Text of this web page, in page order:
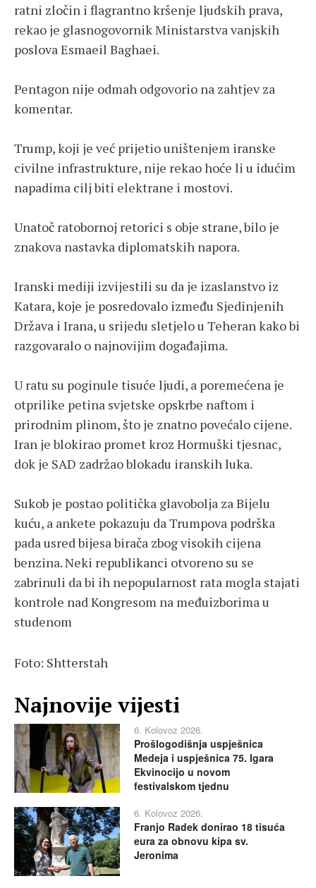
ratni zločin i flagrantno kršenje ljudskih prava,
rekao je glasnogovornik Ministarstva vanjskih
poslova Esmaeil Baghaei.
Pentagon nije odmah odgovorio na zahtjev za
komentar.
Trump, koji je već prijetio uništenjem iranske
civilne infrastrukture, nije rekao hoće li u idućim
napadima cilj biti elektrane i mostovi.
Unatoč ratobornoj retorici s obje strane, bilo je
znakova nastavka diplomatskih napora.
Iranski mediji izvijestili su da je izaslanstvo iz
Katara, koje je posredovalo između Sjedinjenih
Država i Irana, u srijedu sletjelo u Teheran kako bi
razgovaralo o najnovijim događajima.
U ratu su poginule tisuće ljudi, a poremećena je
otprilike petina svjetske opskrbe naftom i
prirodnim plinom, što je znatno povećalo cijene.
Iran je blokirao promet kroz Hormuški tjesnac,
dok je SAD zadržao blokadu iranskih luka.
Sukob je postao politička glavobolja za Bijelu
kuću, a ankete pokazuju da Trumpova podrška
pada usred bijesa birača zbog visokih cijena
benzina. Neki republikanci otvoreno su se
zabrinuli da bi ih nepopularnost rata mogla stajati
kontrole nad Kongresom na međuizborima u
studenom
Foto: Shtterstah
Najnovije vijesti
6. Kolovoz 2026.
Prošlogodišnja uspješnica
Medeja i uspješnica 75. Igara
Ekvinocijo u novom
festivalskom tjednu
6. Kolovoz 2026.
Franjo Radek donirao 18 tisuća
eura za obnovu kipa sv.
Jeronima